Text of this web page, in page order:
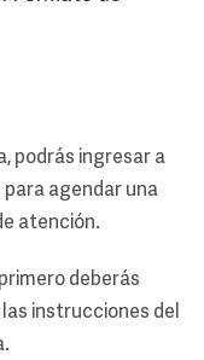
podrás ingresar a
agendar una
atención.
deberás
instrucciones del